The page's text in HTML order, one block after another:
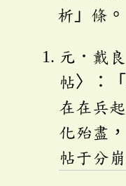
析」條。
元．戴
帖〉：
在在兵
化殆盡
帖于分